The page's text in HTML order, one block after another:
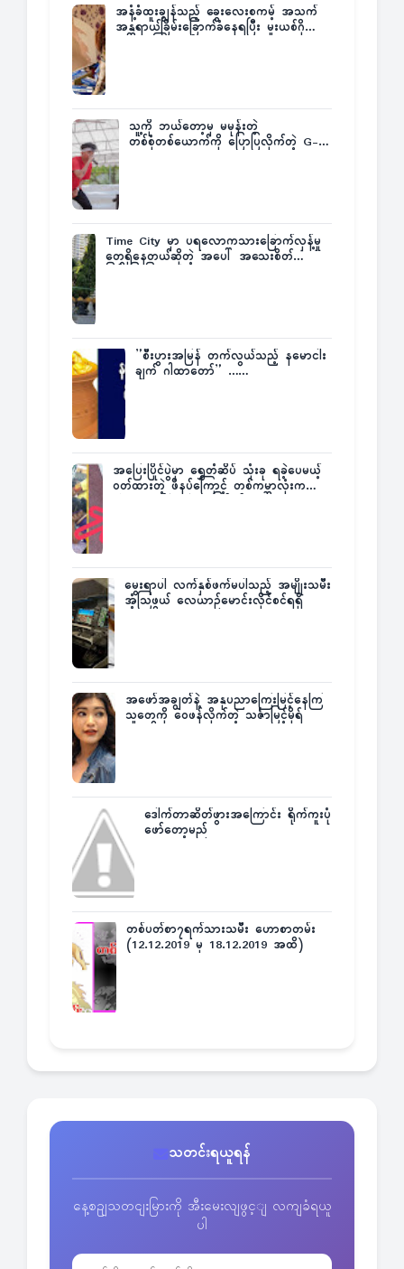
အနံ့ခံထူးချွန်သည့် ခွေးလေးစကမ့် အသက်
အန္တရာယ်ခြိမ်းခြောက်ခံနေရပြီး မူးယစ်ဂိုဏ်း
သူ့ကို ဘယ်တော့မှ မမုန်းတဲ့
တစ်စုံတစ်ယောက်ကို ပြောပြလိုက်တဲ့ G-
Time City မှာ ပရလောကသားခြောက်လှန့်မှု
တွေရှိနေတယ်ဆိုတဲ့ အပေါ် အသေးစိတ်
”စီးပွားအမြန် တက်လွယ်သည့် နမောငါး
ချက် ဂါထာတော်” ……
အပြေးပြိုင်ပွဲမှာ ရွှေတံဆိပ် သုံးခု ရခဲ့ပေမယ့်
ဝတ်ထားတဲ့ ဖိနပ်ကြောင့် တစ်ကမ္ဘာလုံးက
မွေးရာပါ လက်နှစ်ဖက်မပါသည့် အမျိုးသမီး
အံ့သြဖွယ် လေယာဉ်မောင်းလိုင်စင်ရရှိ
အဖော်အချွတ်နဲ့ အနုပညာကြေးမြင့်နေကြ
သူတွေကို ဝေဖန်လိုက်တဲ့ သင်္ဇာမြင့်မိုရ်
ဒေါက်တာဆိတ်ဖွားအကြောင်း ရိုက်ကူးပုံ
ဖော်တော့မည်
တစ်ပတ်စာ၇ရက်သားသမီး ဟောစာတမ်း
(12.12.2019 မှ 18.12.2019 အထိ)
သတင်းရယူရန်
နေ့စဥျသတငျးမြားကို အီးမေးလျဖွင့ျ လကျခံရယူ
ပါ